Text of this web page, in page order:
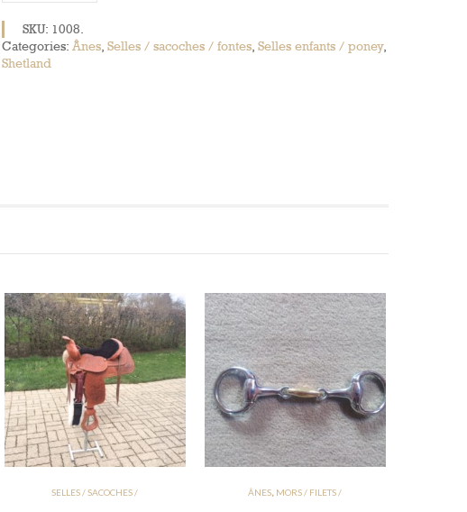
SKU: 1008.
Categories: Ânes, Selles / sacoches / fontes, Selles enfants / poney,
Shetland
SELLES / SACOCHES / ÂNES, MORS / FILETS /